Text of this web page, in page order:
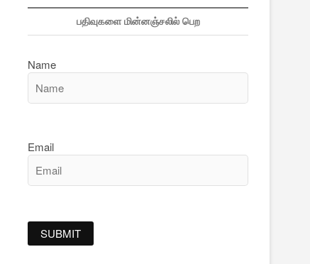
பதிவுகளை மின்னஞ்சலில் பெற
Name
Email